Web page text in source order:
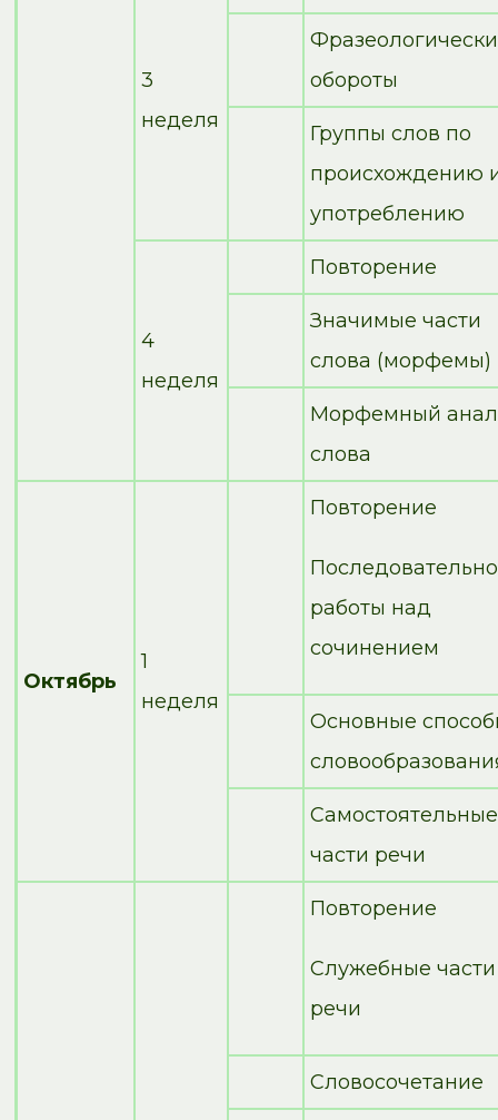
3
неделя
обороты
Группы слов по
происхождению
употреблению
4
неделя
Повторение
Значимые части
слова (морфемы)
Морфемный
слова
Октябрь
1
неделя
Повторение
работы над
сочинением
Основные
Самостоятельные
части речи
Повторение
Служебные части
речи
Словосочетание